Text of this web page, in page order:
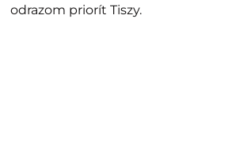
odrazom priorít Tiszy.